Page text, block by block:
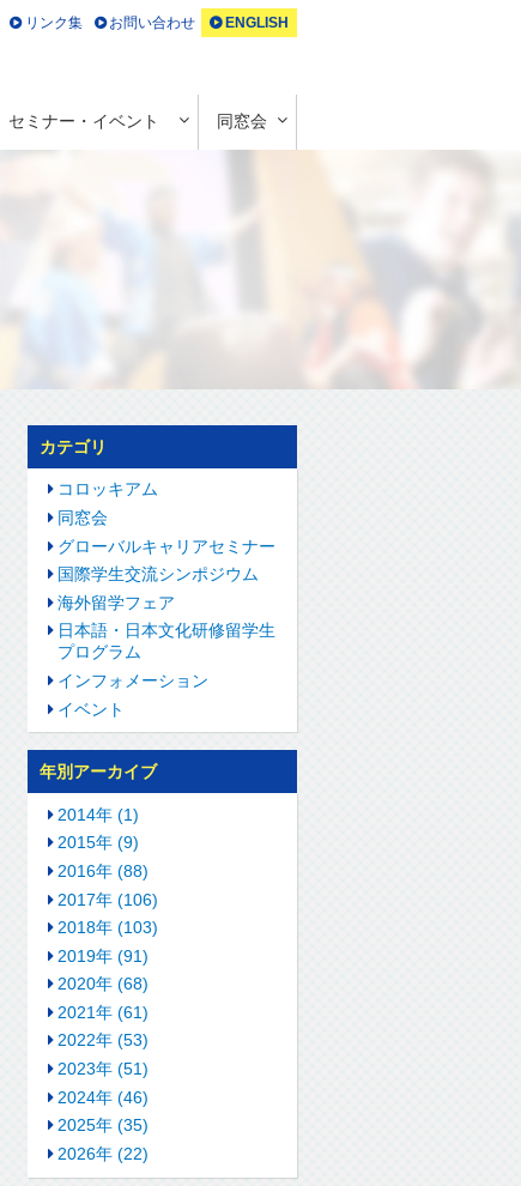
セミナー・イベント 同窓会
リンク集 お問い合わせ ENGLISH
カテゴリ
コロッキアム
同窓会
グローバルキャリアセミナー
国際学生交流シンポジウム
海外留学フェア
日本語・日本文化研修留学生
プログラム
インフォメーション
イベント
年別アーカイブ
2014年 (1)
2015年 (9)
2016年 (88)
2017年 (106)
2018年 (103)
2019年 (91)
2020年 (68)
2021年 (61)
2022年 (53)
2023年 (51)
2024年 (46)
2025年 (35)
2026年 (22)